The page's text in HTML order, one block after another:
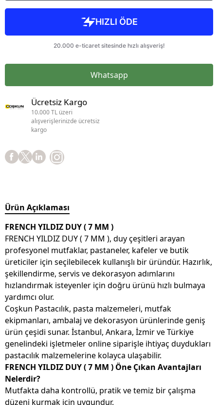
Whatsapp
Ücretsiz Kargo
10.000 TL üzeri
alışverişlerinizde ücretsiz
kargo
Ürün Açıklaması
FRENCH YILDIZ DUY ( 7 MM )
FRENCH YILDIZ DUY ( 7 MM ), duy çeşitleri arayan
profesyonel mutfaklar, pastaneler, kafeler ve butik
üreticiler için seçilebilecek kullanışlı bir üründür. Hazırlık,
şekillendirme, servis ve dekorasyon adımlarını
hızlandırmak isteyenler için doğru ürünü hızlı bulmaya
yardımcı olur.
Coşkun Pastacılık, pasta malzemeleri, mutfak
ekipmanları, ambalaj ve dekorasyon ürünlerinde geniş
ürün çeşidi sunar. İstanbul, Ankara, İzmir ve Türkiye
genelindeki işletmeler online siparişle ihtiyaç duydukları
pastacılık malzemelerine kolayca ulaşabilir.
FRENCH YILDIZ DUY ( 7 MM ) Öne Çıkan Avantajları
Nelerdir?
Mutfakta daha kontrollü, pratik ve temiz bir çalışma
düzeni kurmak için uygundur.